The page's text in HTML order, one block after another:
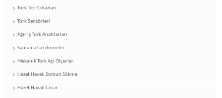
Tork Test Cihazları
Tork Sensörleri
Ağır İş Tork Anahtarları
Saplama Gerdirmeler
Mekanik Tork Açı Ölçerler
Hazet Havalı Somun Sökme
Hazet Havalı Circır